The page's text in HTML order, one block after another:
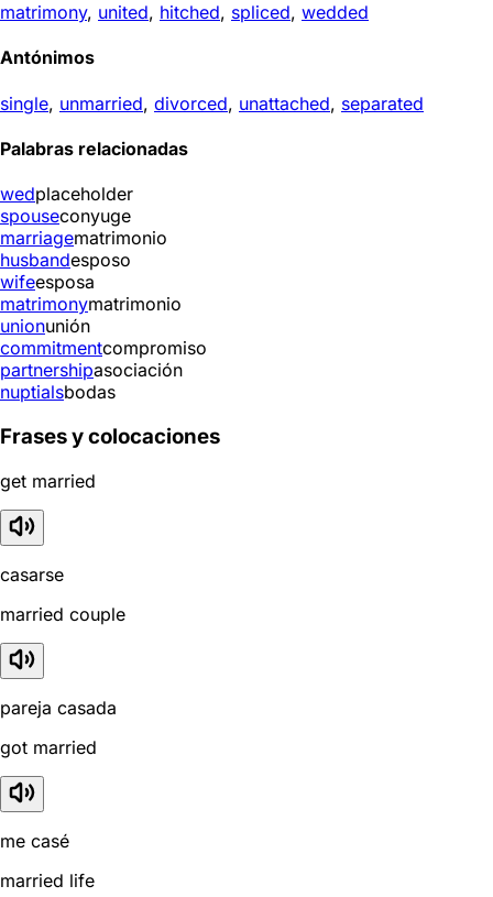
matrimony, united, hitched, spliced, wedded
Antónimos
single, unmarried, divorced, unattached, separated
Palabras relacionadas
wedplaceholder
spouseconyuge
marriagematrimonio
husbandesposo
wifeesposa
matrimonymatrimonio
unionunión
commitmentcompromiso
partnershipasociación
nuptialsbodas
Frases y colocaciones
get married
casarse
married couple
pareja casada
got married
me casé
married life